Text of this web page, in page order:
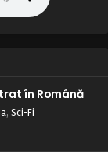
în Română
, Sci-Fi